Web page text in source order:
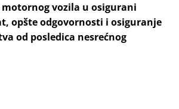
vozila u osigurani
opšte odgovornosti i оsigurаnje
оd pоslеdicа nеsrеćnоg